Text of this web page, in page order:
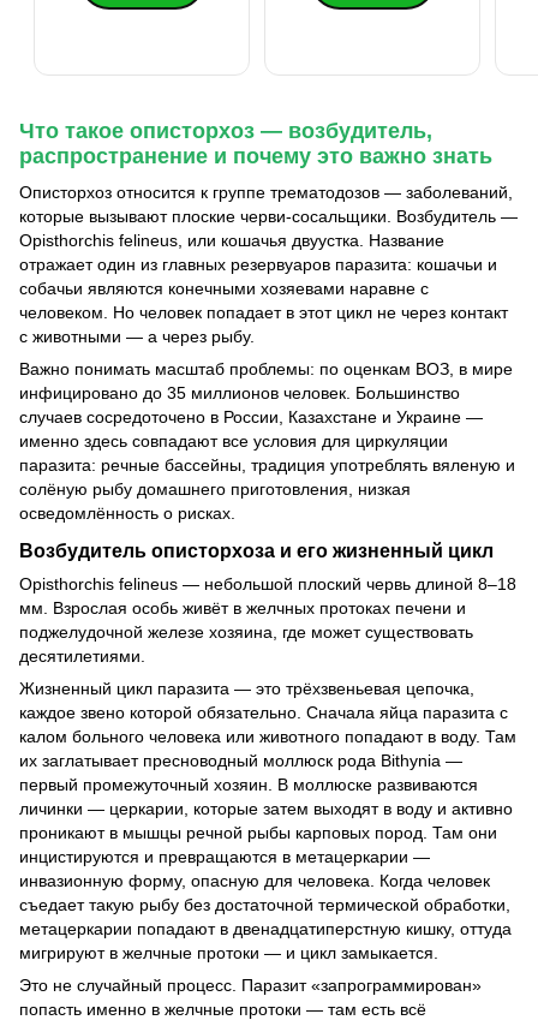
Что такое описторхоз — возбудитель,
распространение и почему это важно знать
Описторхоз относится к группе трематодозов — заболеваний,
которые вызывают плоские черви-сосальщики. Возбудитель —
Opisthorchis felineus, или кошачья двуустка. Название
отражает один из главных резервуаров паразита: кошачьи и
собачьи являются конечными хозяевами наравне с
человеком. Но человек попадает в этот цикл не через контакт
с животными — а через рыбу.
Важно понимать масштаб проблемы: по оценкам ВОЗ, в мире
инфицировано до 35 миллионов человек. Большинство
случаев сосредоточено в России, Казахстане и Украине —
именно здесь совпадают все условия для циркуляции
паразита: речные бассейны, традиция употреблять вяленую и
солёную рыбу домашнего приготовления, низкая
осведомлённость о рисках.
Возбудитель описторхоза и его жизненный цикл
Opisthorchis felineus — небольшой плоский червь длиной 8–18
мм. Взрослая особь живёт в желчных протоках печени и
поджелудочной железе хозяина, где может существовать
десятилетиями.
Жизненный цикл паразита — это трёхзвеньевая цепочка,
каждое звено которой обязательно. Сначала яйца паразита с
калом больного человека или животного попадают в воду. Там
их заглатывает пресноводный моллюск рода Bithynia —
первый промежуточный хозяин. В моллюске развиваются
личинки — церкарии, которые затем выходят в воду и активно
проникают в мышцы речной рыбы карповых пород. Там они
инцистируются и превращаются в метацеркарии —
инвазионную форму, опасную для человека. Когда человек
съедает такую рыбу без достаточной термической обработки,
метацеркарии попадают в двенадцатиперстную кишку, оттуда
мигрируют в желчные протоки — и цикл замыкается.
Это не случайный процесс. Паразит «запрограммирован»
попасть именно в желчные протоки — там есть всё